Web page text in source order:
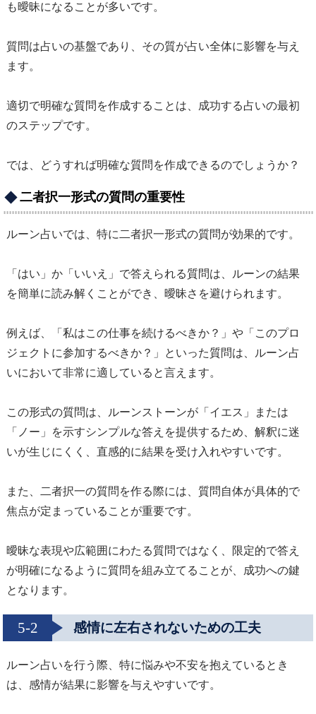
も曖昧になることが多いです。
質問は占いの基盤であり、その質が占い全体に影響を与え
ます。
適切で明確な質問を作成することは、成功する占いの最初
のステップです。
では、どうすれば明確な質問を作成できるのでしょうか？
二者択一形式の質問の重要性
ルーン占いでは、特に二者択一形式の質問が効果的です。
「はい」か「いいえ」で答えられる質問は、ルーンの結果
を簡単に読み解くことができ、曖昧さを避けられます。
例えば、「私はこの仕事を続けるべきか？」や「このプロ
ジェクトに参加するべきか？」といった質問は、ルーン占
いにおいて非常に適していると言えます。
この形式の質問は、ルーンストーンが「イエス」または
「ノー」を示すシンプルな答えを提供するため、解釈に迷
いが生じにくく、直感的に結果を受け入れやすいです。
また、二者択一の質問を作る際には、質問自体が具体的で
焦点が定まっていることが重要です。
曖昧な表現や広範囲にわたる質問ではなく、限定的で答え
が明確になるように質問を組み立てることが、成功への鍵
となります。
5-2 感情に左右されないための工夫
ルーン占いを行う際、特に悩みや不安を抱えているとき
は、感情が結果に影響を与えやすいです。